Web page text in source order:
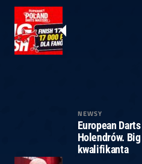
NEWSY
European
Holendrów.
kwalifikanta